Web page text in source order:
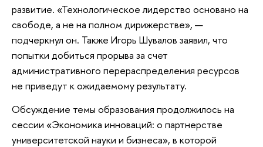
развитие. «Технологическое лидерство основано на
свободе, а не на полном дирижерстве», —
подчеркнул он. Также Игорь Шувалов заявил, что
попытки добиться прорыва за счет
административного перераспределения ресурсов
не приведут к ожидаемому результату.
Обсуждение темы образования продолжилось на
сессии «Экономика инноваций: о партнерстве
университетской науки и бизнеса», в которой